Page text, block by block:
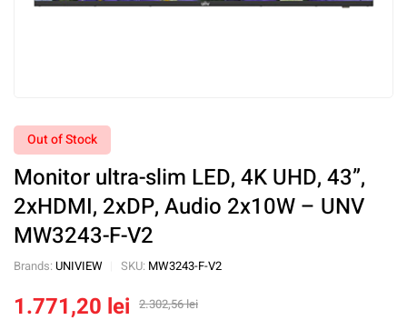
Out of Stock
Monitor ultra-slim LED, 4K UHD, 43”,
2xHDMI, 2xDP, Audio 2x10W – UNV
MW3243-F-V2
Brands: UNIVIEW SKU: MW3243-F-V2
2.302,56lei
1.771,20 lei